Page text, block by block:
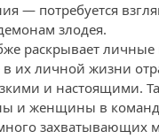
— потребуется
злодея.
раскрывает
их личной жизни
и настоящими.
и женщины в
захватывающих